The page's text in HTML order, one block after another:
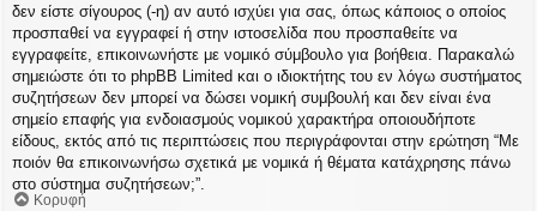
δεν είστε σίγουρος (-η) αν αυτό ισχύει για σας, όπως κάποιος ο οποίος
προσπαθεί να εγγραφεί ή στην ιστοσελίδα που προσπαθείτε να
εγγραφείτε, επικοινωνήστε με νομικό σύμβουλο για βοήθεια. Παρακαλώ
σημειώστε ότι το phpBB Limited και ο ιδιοκτήτης του εν λόγω συστήματος
συζητήσεων δεν μπορεί να δώσει νομική συμβουλή και δεν είναι ένα
σημείο επαφής για ενδοιασμούς νομικού χαρακτήρα οποιουδήποτε
είδους, εκτός από τις περιπτώσεις που περιγράφονται στην ερώτηση “Με
ποιόν θα επικοινωνήσω σχετικά με νομικά ή θέματα κατάχρησης πάνω
στο σύστημα συζητήσεων;”.
Κορυφή